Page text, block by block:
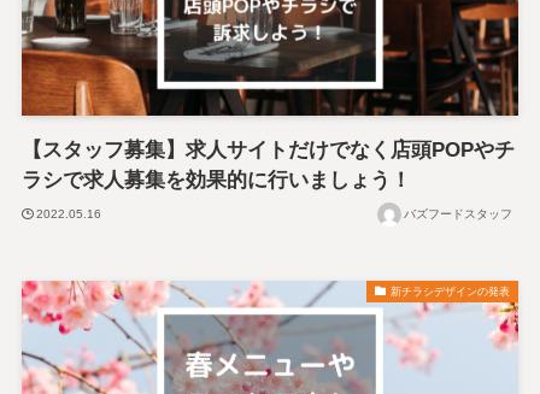
【スタッフ募集】求人サイトだけでなく店頭POPやチ
ラシで求人募集を効果的に行いましょう！
2022.05.16 バズフードスタッフ
新チラシデザインの発表